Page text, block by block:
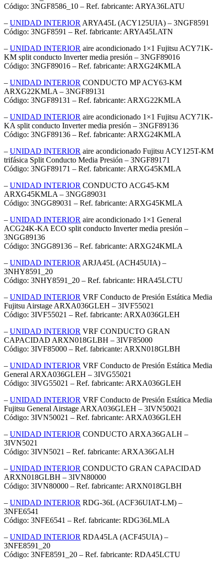
Código: 3NGF8586_10 – Ref. fabricante: ARYA36LATU
– UNIDAD INTERIOR ARYA45L (ACY125UIA) – 3NGF8591
Código: 3NGF8591 – Ref. fabricante: ARYA45LATN
– UNIDAD INTERIOR aire acondicionado 1×1 Fujitsu ACY71K-
KM split conducto Inverter media presión – 3NGF89016
Código: 3NGF89016 – Ref. fabricante: ARXG24KMLA
– UNIDAD INTERIOR CONDUCTO MP ACY63-KM
ARXG22KMLA – 3NGF89131
Código: 3NGF89131 – Ref. fabricante: ARXG22KMLA
– UNIDAD INTERIOR aire acondicionado 1×1 Fujitsu ACY71K-
KA split conducto Inverter media presión – 3NGF89136
Código: 3NGF89136 – Ref. fabricante: ARXG24KMLA
– UNIDAD INTERIOR aire acondicionado Fujitsu ACY125T-KM
trifásica Split Conducto Media Presión – 3NGF89171
Código: 3NGF89171 – Ref. fabricante: ARXG45KMLA
– UNIDAD INTERIOR CONDUCTO ACG45-KM
ARXG45KMLA – 3NGG89031
Código: 3NGG89031 – Ref. fabricante: ARXG45KMLA
– UNIDAD INTERIOR aire acondicionado 1×1 General
ACG24K-KA ECO split conducto Inverter media presión –
3NGG89136
Código: 3NGG89136 – Ref. fabricante: ARXG24KMLA
– UNIDAD INTERIOR ARJA45L (ACH45UIA) –
3NHY8591_20
Código: 3NHY8591_20 – Ref. fabricante: HRA45LCTU
– UNIDAD INTERIOR VRF Conducto de Presión Estática Media
Fujitsu Airstage ARXA036GLEH – 3IVF55021
Código: 3IVF55021 – Ref. fabricante: ARXA036GLEH
– UNIDAD INTERIOR VRF CONDUCTO GRAN
CAPACIDAD ARXN018GLBH – 3IVF85000
Código: 3IVF85000 – Ref. fabricante: ARXN018GLBH
– UNIDAD INTERIOR VRF Conducto de Presión Estática Media
General ARXA036GLEH – 3IVG55021
Código: 3IVG55021 – Ref. fabricante: ARXA036GLEH
– UNIDAD INTERIOR VRF Conducto de Presión Estática Media
Fujitsu General Airstage ARXA036GLEH – 3IVN50021
Código: 3IVN50021 – Ref. fabricante: ARXA036GLEH
– UNIDAD INTERIOR CONDUCTO ARXA36GALH –
3IVN5021
Código: 3IVN5021 – Ref. fabricante: ARXA36GALH
– UNIDAD INTERIOR CONDUCTO GRAN CAPACIDAD
ARXN018GLBH – 3IVN80000
Código: 3IVN80000 – Ref. fabricante: ARXN018GLBH
– UNIDAD INTERIOR RDG-36L (ACF36UIAT-LM) –
3NFE6541
Código: 3NFE6541 – Ref. fabricante: RDG36LMLA
– UNIDAD INTERIOR RDA45LA (ACF45UIA) –
3NFE8591_20
Código: 3NFE8591_20 – Ref. fabricante: RDA45LCTU